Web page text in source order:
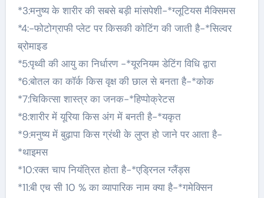
*3:मनुष्य के शारीर की सबसे बड़ी मांसपेशी-*ग्लूटियस मैक्सिमस
*4:-फोटोग्राफी प्लेट पर किसकी कोटिंग की जाती है-*सिल्वर
ब्रोमाइड
*5:पृथ्वी की आयु का निर्धारण -*यूरनियम डेटिंग विधि द्वारा
*6:बोतल का कॉर्क किस वृक्ष की छाल से बनता है-*कोक
*7:चिकित्सा शास्त्र का जनक-*हिप्पोक्रेटस
*8:शारीर में यूरिया किस अंग में बनती है-*यकृत
*9:मनुष्य में बुढ़ापा किस ग्रंथी के लुप्त हो जाने पर आता है-
*थाइमस
*10:रक्त चाप नियंत्रित होता है-*एड्रिनल ग्लैंड्स
*11:बी एच सी 10 % का व्यापारिक नाम क्या है-*गमेक्सिन